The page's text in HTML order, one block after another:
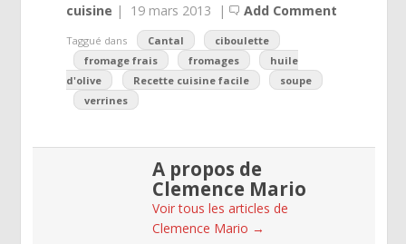
cuisine | 19 mars 2013 | Add Comment
Taggué dans Cantal
ciboulette
fromage frais
fromages
huile
d'olive
Recette cuisine facile
soupe
verrines
A propos de
Clemence Mario
Voir tous les articles de
Clemence Mario →